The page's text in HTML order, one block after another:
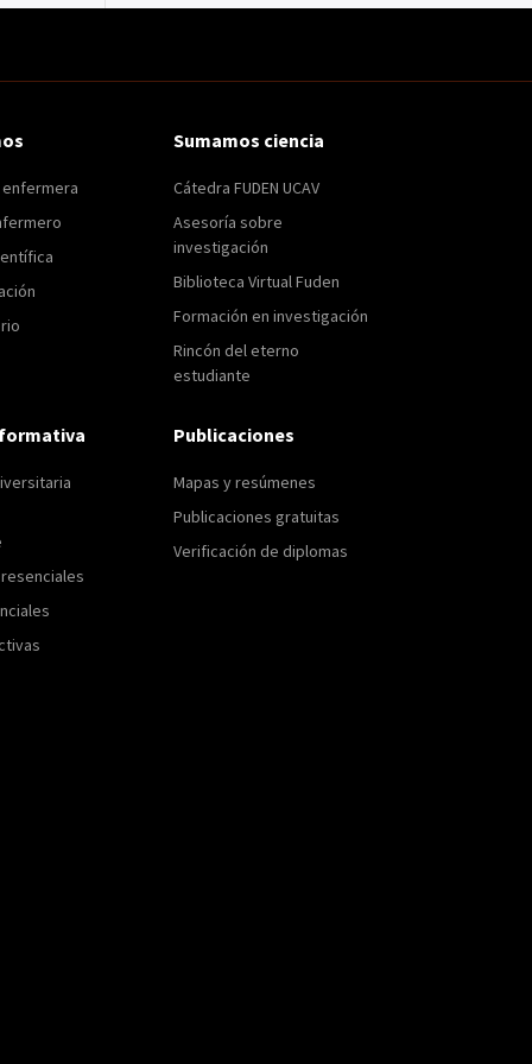
Sumamos ciencia
Cátedra FUDEN UCAV
Asesoría sobre
investigación
Biblioteca Virtual Fuden
Formación en investigación
Rincón del eterno
estudiante
Publicaciones
Mapas y resúmenes
Publicaciones gratuitas
Verificación de diplomas